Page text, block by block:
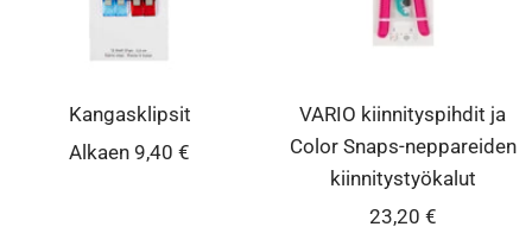
Kangasklipsit
Alennushinta
Alkaen 9,40 €
VARIO kiinnityspihdit ja
Color Snaps-neppareiden
kiinnitystyökalut
Alennushinta
23,20 €